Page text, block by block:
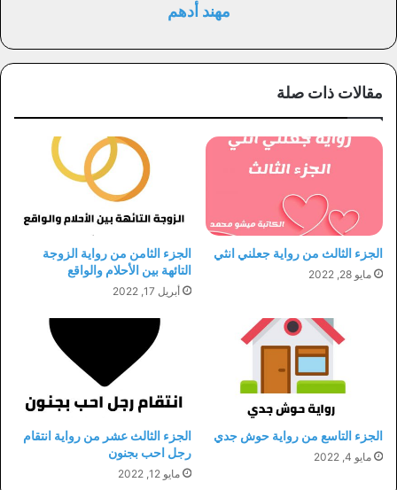
مهند أدهم
مقالات ذات صلة
الجزء الثالث من رواية جعلني انثي
مايو 28, 2022
الجزء الثامن من رواية الزوجة
التائهة بين الأحلام والواقع
أبريل 17, 2022
الجزء التاسع من رواية حوش جدي
مايو 4, 2022
الجزء الثالث عشر من رواية انتقام
رجل احب بجنون
مايو 12, 2022